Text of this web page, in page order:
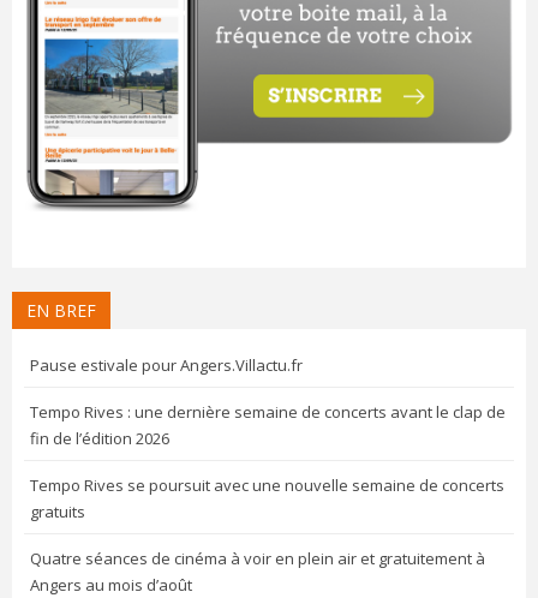
EN BREF
Pause estivale pour Angers.Villactu.fr
Tempo Rives : une dernière semaine de concerts avant le clap de
fin de l’édition 2026
Tempo Rives se poursuit avec une nouvelle semaine de concerts
gratuits
Quatre séances de cinéma à voir en plein air et gratuitement à
Angers au mois d’août